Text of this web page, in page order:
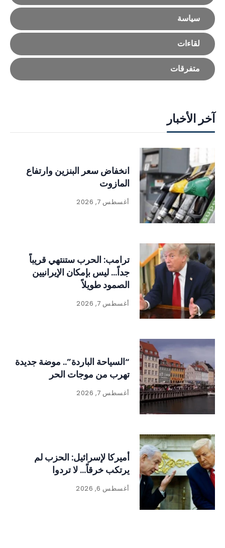
سياسة
لقاءات
متفرقات
آخر الأخبار
انخفاض سعر البنزين وارتفاع
المازوت
أغسطس 7, 2026
ترامب: الحرب ستنتهي قريباً
جداً… ليس بإمكان الإيرانيين
الصمود طويلاً
أغسطس 7, 2026
“السياحة الباردة”.. موضة جديدة
تهرب من موجات الحر
أغسطس 7, 2026
أميركا لإسرائيل: الحزب لم
يرتكب خرقاً… لا تردوا
أغسطس 6, 2026